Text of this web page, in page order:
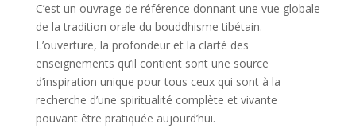
C’est un ouvrage de référence donnant une vue globale
de la tradition orale du bouddhisme tibétain.
L’ouverture, la profondeur et la clarté des
enseignements qu’il contient sont une source
d’inspiration unique pour tous ceux qui sont à la
recherche d’une spiritualité complète et vivante
pouvant être pratiquée aujourd’hui.